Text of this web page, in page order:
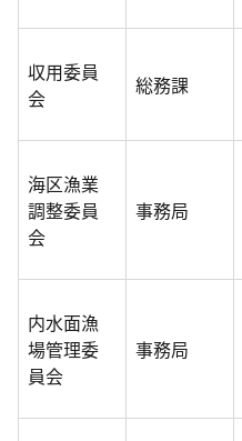
収用委員
会
総務課
海区漁業
調整委員
会
事務局
内水面漁
場管理委
員会
事務局